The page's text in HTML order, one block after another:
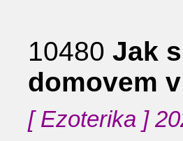
10480 Jak
domovem
[ Ezoterika ]